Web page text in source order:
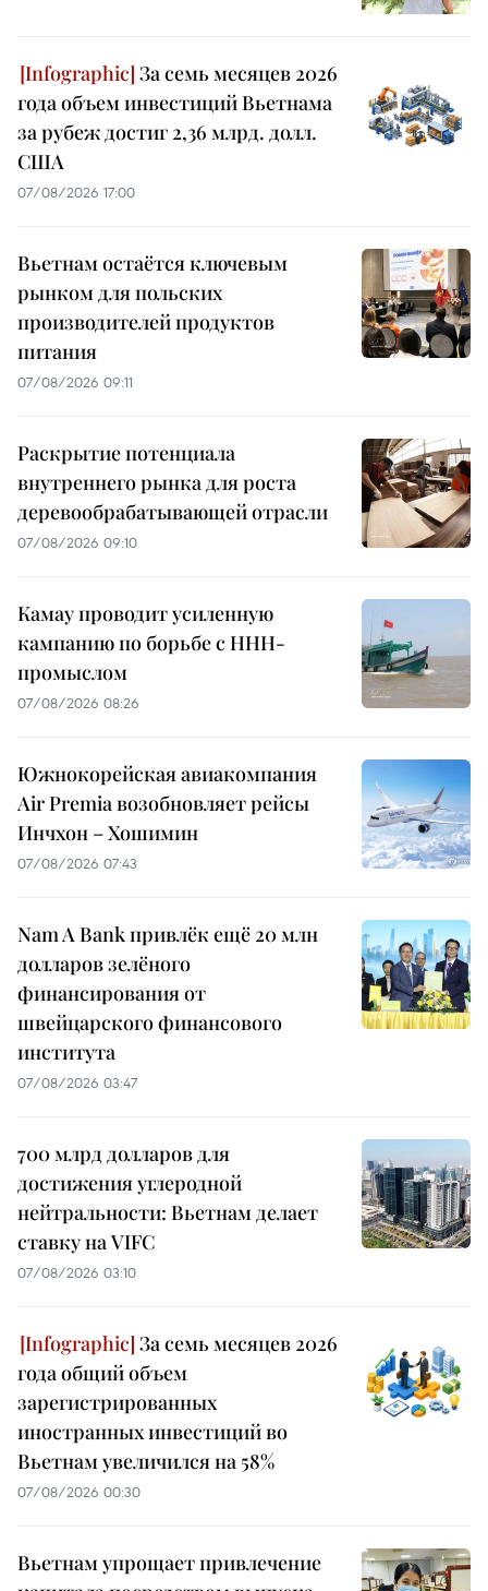
За семь месяцев 2026
года объем инвестиций Вьетнама
за рубеж достиг 2,36 млрд. долл.
США
07/08/2026 17:00
Вьетнам остаётся ключевым
рынком для польских
производителей продуктов
питания
07/08/2026 09:11
Раскрытие потенциала
внутреннего рынка для роста
деревообрабатывающей отрасли
07/08/2026 09:10
Камау проводит усиленную
кампанию по борьбе с ННН-
промыслом
07/08/2026 08:26
Южнокорейская авиакомпания
Air Premia возобновляет рейсы
Инчхон – Хошимин
07/08/2026 07:43
Nam A Bank привлёк ещё 20 млн
долларов зелёного
финансирования от
швейцарского финансового
института
07/08/2026 03:47
700 млрд долларов для
достижения углеродной
нейтральности: Вьетнам делает
ставку на VIFC
07/08/2026 03:10
За семь месяцев 2026
года общий объем
зарегистрированных
иностранных инвестиций во
Вьетнам увеличился на 58%
07/08/2026 00:30
Вьетнам упрощает привлечение